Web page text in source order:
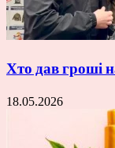
Хто дав гроші
18.05.2026